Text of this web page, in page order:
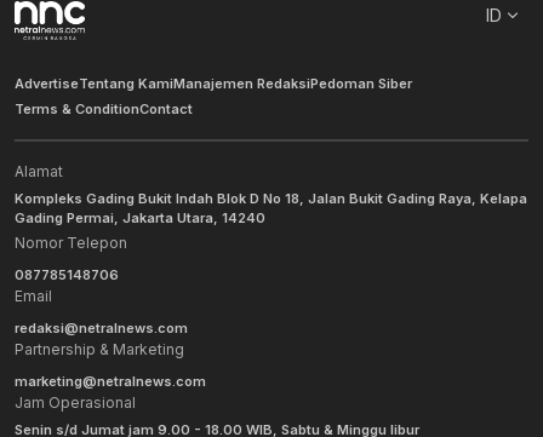
ID
AdvertiseTentang KamiManajemen RedaksiPedoman Siber
Terms & ConditionContact
Alamat
Kompleks Gading Bukit Indah Blok D No 18, Jalan Bukit Gading Raya, Kelapa
Gading Permai, Jakarta Utara, 14240
Nomor Telepon
087785148706
Email
redaksi@netralnews.com
Partnership & Marketing
marketing@netralnews.com
Jam Operasional
Senin s/d Jumat jam 9.00 - 18.00 WIB, Sabtu & Minggu libur